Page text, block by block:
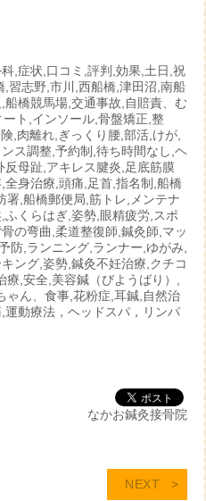
,症状,口コミ,評判,効果,土日,祝
習志野,市川,西船橋,津田沼,南船
橋競馬場,交通事故,自賠責、む
ト,インソール,骨盤矯正,整
,肉離れ,ぎっくり腰,部活,けが,
ス調整,予約制,待ち時間なし,ヘ
母趾,アキレス腱炎,足底筋膜
身治療,頭痛,足首,指名制,船橋
署,船橋郵便局,筋トレ,メンテナ
くらはぎ,姿勢,眼精疲労,スポ
の弯曲,柔道整復師,鍼灸師,マッ
防,ランニング,ランナー,ゆがみ,
ング,姿勢,鍼灸不妊治療,クチコ
,安全,美容鍼（びようばり）,
ゃん、食事,花粉症,耳鍼,自然治
動療法，ヘッドスパ，リンパ
なかお鍼灸接骨院
NEXT